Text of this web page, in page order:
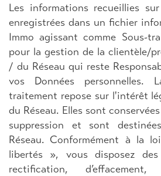
Les informations recueillies
enregistrées dans un fichier
Immo agissant comme Sous-
pour la gestion de la clientèle/
/ du Réseau qui reste
vos Données personnelles.
traitement repose sur l'intérêt
du Réseau. Elles sont
suppression et sont
Réseau. Conformément à la
libertés », vous disposez
rectification,